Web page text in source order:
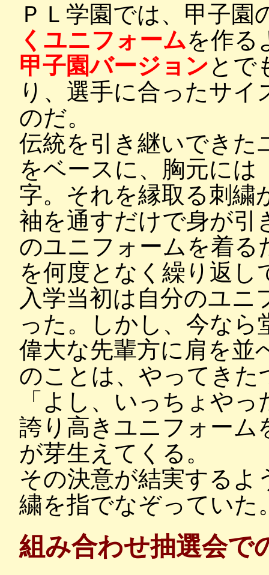
ＰＬ学園では、甲子
くユニフォームを作る
甲子園バージョンとで
り、選手に合ったサ
のだ。
伝統を引き継いできた
をベースに、胸元には
字。それを縁取る刺繍
袖を通すだけで身が引
のユニフォームを着る
を何度となく繰り返し
入学当初は自分のユ
った。しかし、今なら
偉大な先輩方に肩を並
のことは、やってきた
「よし、いっちょや
誇り高きユニフォーム
が芽生えてくる。
その決意が結実するよ
繍を指でなぞっていた
組み合わせ抽選会で